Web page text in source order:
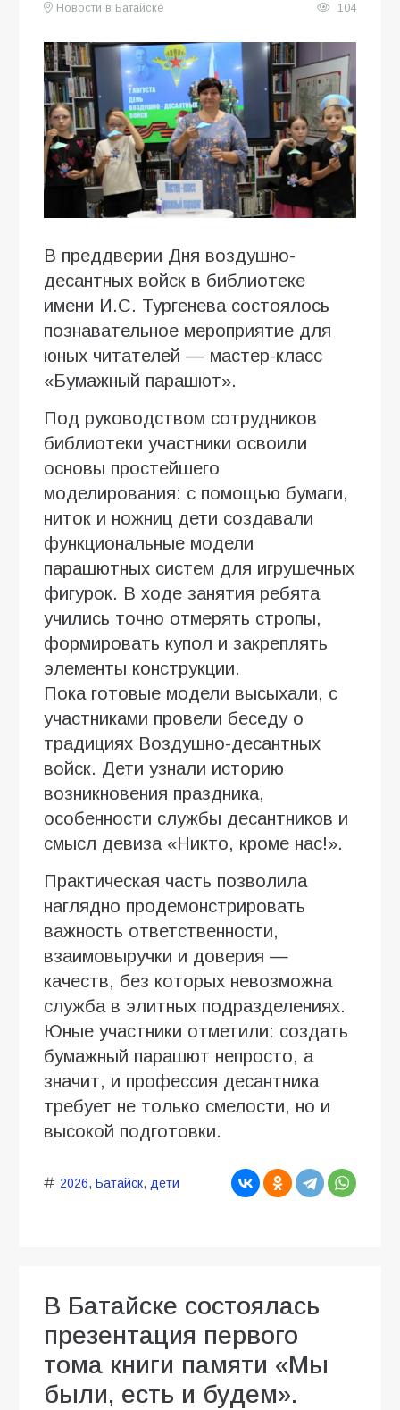
Новости в Батайске 104
В преддверии Дня воздушно-
десантных войск в библиотеке
имени И.С. Тургенева состоялось
познавательное мероприятие для
юных читателей — мастер-класс
«Бумажный парашют».
Под руководством сотрудников
библиотеки участники освоили
основы простейшего
моделирования: с помощью бумаги,
ниток и ножниц дети создавали
функциональные модели
парашютных систем для игрушечных
фигурок. В ходе занятия ребята
учились точно отмерять стропы,
формировать купол и закреплять
элементы конструкции.
Пока готовые модели высыхали, с
участниками провели беседу о
традициях Воздушно-десантных
войск. Дети узнали историю
возникновения праздника,
особенности службы десантников и
смысл девиза «Никто, кроме нас!».
Практическая часть позволила
наглядно продемонстрировать
важность ответственности,
взаимовыручки и доверия —
качеств, без которых невозможна
служба в элитных подразделениях.
Юные участники отметили: создать
бумажный парашют непросто, а
значит, и профессия десантника
требует не только смелости, но и
высокой подготовки.
2026, Батайск, дети
В Батайске состоялась
презентация первого
тома книги памяти «Мы
были, есть и будем».